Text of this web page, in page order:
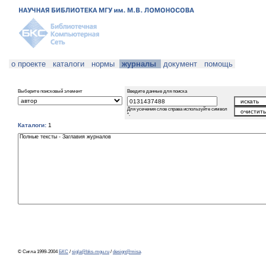
о проекте каталоги нормы журналы документ помощь
Выберите поисковый элемент Введите данные для поиска
Для усечения слов справа используйте символ
*.
Каталоги: 1
© Сигла 1999-2004 БКС / sigla@bks-mgu.ru / design@misa.